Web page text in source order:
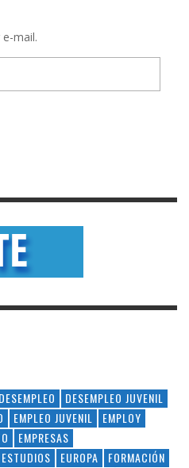
mail.
DESEMPLEO
DESEMPLEO JUVENIL
EMPLEO JUVENIL
EMPLOY
EMPRESAS
ESTUDIOS EUROPA
FORMACIÓN